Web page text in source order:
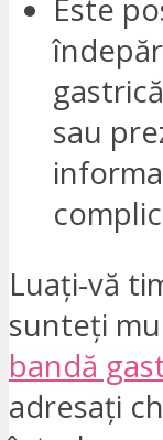
Este
sau
Luați-vă
sunteți
bandă
adresați